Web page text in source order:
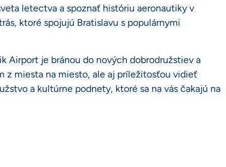
letectva a spoznať históriu aeronautiky v
ktoré spojujú Bratislavu s populárnymi
Airport je bránou do nových dobrodružstiev a
z miesta na miesto, ale aj príležitosťou vidieť
a kultúrne podnety, ktoré sa na vás čakajú na